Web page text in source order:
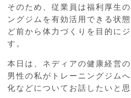
そのため、従業員は福利厚生
ングジムを有効活用できる状
ど前から体力づくりを目的に
す。
本日は、ネディアの健康経営
男性の私がトレーニングジム
化などについてお話したいと思